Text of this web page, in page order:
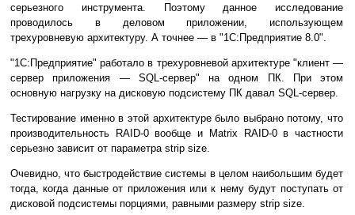
серьезного инструмента. Поэтому данное исследование
проводилось в деловом приложении, использующем
трехуровневую архитектуру. А точнее — в "1С:Предприятие 8.0".
"1С:Предприятие" работало в трехуровневой архитектуре "клиент —
сервер приложения — SQL-сервер" на одном ПК. При этом
основную нагрузку на дисковую подсистему ПК давал SQL-сервер.
Тестирование именно в этой архитектуре было выбрано потому, что
производительность RAID-0 вообще и Matrix RAID-0 в частности
серьезно зависит от параметра strip size.
Очевидно, что быстродействие системы в целом наибольшим будет
тогда, когда данные от приложения или к нему будут поступать от
дисковой подсистемы порциями, равными размеру strip size.